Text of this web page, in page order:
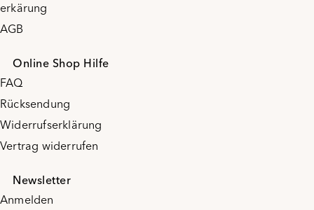
erkärung
AGB
Online Shop Hilfe
FAQ
Rücksendung
Widerrufserklärung
Vertrag widerrufen
Newsletter
Anmelden